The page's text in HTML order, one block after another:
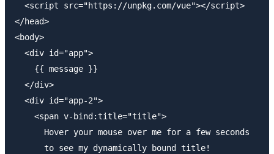
  <script src="https://unpkg.com/vue"></script>
</head>
<body>
  <div id="app">
    {{ message }}
  </div>
  <div id="app-2">
    <span v-bind:title="title">
      Hover your mouse over me for a few seconds
      to see my dynamically bound title!